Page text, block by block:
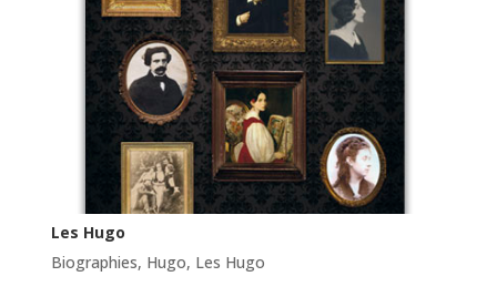
Les Hugo
Biographies, Hugo, Les Hugo